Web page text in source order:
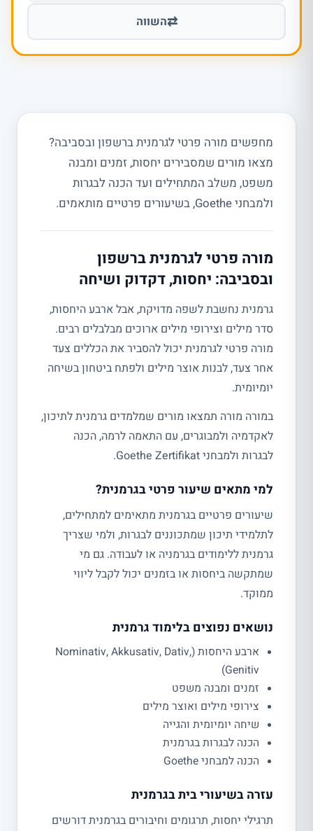
⇄השווה
מחפשים מורה פרטי לגרמנית ברשפון ובסביבה?
מצאו מורים שמסבירים יחסות, זמנים ומבנה
משפט, משלב המתחילים ועד הכנה לבגרות
ולמבחני Goethe, בשיעורים פרטיים מותאמים.
מורה פרטי לגרמנית ברשפון
ובסביבה: יחסות, דקדוק ושיחה
גרמנית נחשבת לשפה מדויקת, אבל ארבע היחסות,
סדר מילים וצירופי מילים ארוכים מבלבלים רבים.
מורה פרטי לגרמנית יכול להסביר את הכללים צעד
אחר צעד, לבנות אוצר מילים ולפתח ביטחון בשיחה
יומיומית.
במורה מורה תמצאו מורים שמלמדים גרמנית לתיכון,
לאקדמיה ולמבוגרים, עם התאמה לרמה, הכנה
לבגרות ולמבחני Goethe Zertifikat.
למי מתאים שיעור פרטי בגרמנית?
שיעורים פרטיים בגרמנית מתאימים למתחילים,
לתלמידי תיכון שמתכוננים לבגרות, ולמי שצריך
גרמנית ללימודים בגרמניה או לעבודה. גם מי
שמתקשה ביחסות או בזמנים יכול לקבל ליווי
ממוקד.
נושאים נפוצים בלימוד גרמנית
ארבע היחסות (Nominativ, Akkusativ, Dativ,
Genitiv)
זמנים ומבנה משפט
צירופי מילים ואוצר מילים
שיחה יומיומית והגייה
הכנה לבגרות בגרמנית
הכנה למבחני Goethe
עזרה בשיעורי בית בגרמנית
תרגילי יחסות, תרגומים וחיבורים בגרמנית דורשים